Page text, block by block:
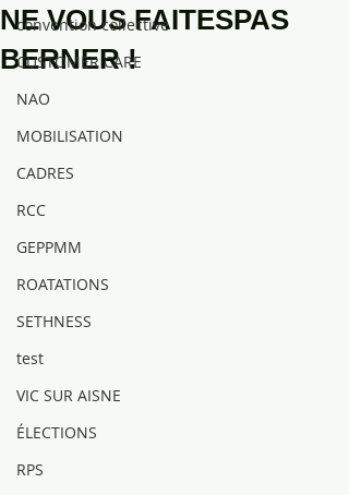
convention collective
CUSTOMER CARE
NAO
MOBILISATION
CADRES
RCC
GEPPMM
ROATATIONS
SETHNESS
test
VIC SUR AISNE
ÉLECTIONS
RPS
NE VOUS FAITESPAS
BERNER !